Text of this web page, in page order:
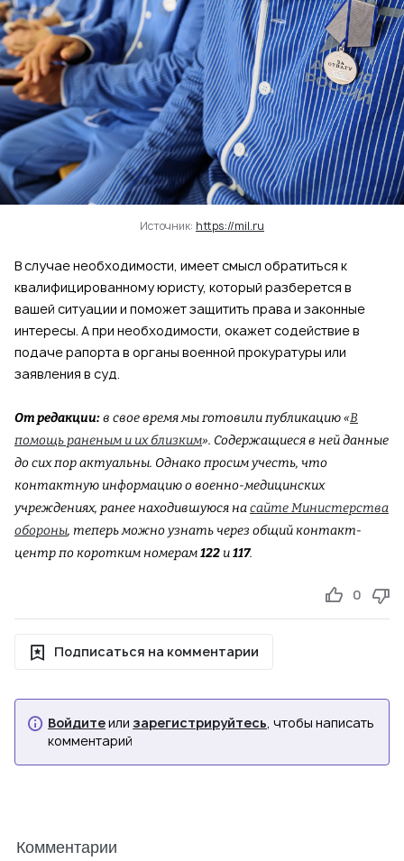
Источник: https://mil.ru
В случае необходимости, имеет смысл обратиться к
квалифицированному юристу, который разберется в
вашей ситуации и поможет защитить права и законные
интересы. А при необходимости, окажет содействие в
подаче рапорта в органы военной прокуратуры или
заявления в суд.
От редакции:в свое время мы готовили публикацию «В
помощь раненым и их близким». Содержащиеся в ней данные
до сих пор актуальны. Однако просим учесть, что
контактную информацию о военно-медицинских
учреждениях, ранее находившуюся насайте Министерства
обороны, теперь можно узнать через общий контакт-
центр по коротким номерам122 и117.
0
Подписаться на комментарии
Войдитеили зарегистрируйтесь, чтобы написать
комментарий
Комментарии